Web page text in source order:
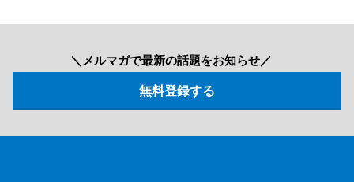
＼メルマガで最新の話題をお知らせ／